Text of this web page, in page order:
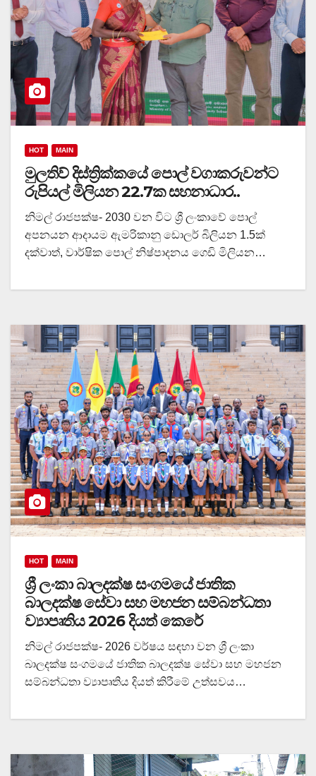
HOT MAIN
මුලතිව් දිස්ත්‍රික්කයේ පොල් වගාකරුවන්ට
රුපියල් මිලියන 22.7ක සහනාධාර..
නිමල් රාජපක්ෂ- 2030 වන විට ශ්‍රී ලංකාවේ පොල්
අපනයන ආදායම ඇමරිකානු ඩොලර් බිලියන 1.5ක්
දක්වාත්, වාර්ෂික පොල් නිෂ්පාදනය ගෙඩි මිලියන…
HOT MAIN
ශ්‍රී ලංකා බාලදක්ෂ සංගමයේ ජාතික
බාලදක්ෂ සේවා සහ මහජන සම්බන්ධතා
ව්‍යාපෘතිය 2026 දියත් කෙරේ
නිමල් රාජපක්ෂ- 2026 වර්ෂය සඳහා වන ශ්‍රී ලංකා
බාලදක්ෂ සංගමයේ ජාතික බාලදක්ෂ සේවා සහ මහජන
සම්බන්ධතා ව්‍යාපෘතිය දියත් කිරීමේ උත්සවය…